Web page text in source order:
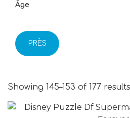
Âge
PRÈS
Showing 145–153 of 177 results